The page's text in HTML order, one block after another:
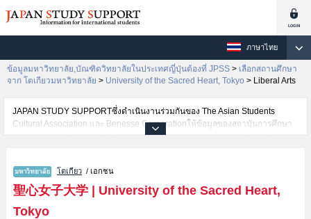
ภาษาไทย
ข้อมูลมหาวิทยาลัย,บัณฑิตวิทยาลัยในประเทศญี่ปุ่นต้องที่ JPSS > เลือกสถานศึกษา
จาก โตเกียวมหาวิทยาลัย > University of the Sacred Heart, Tokyo > Liberal Arts
JAPAN STUDY SUPPORTซึ่งดำเนินงานร่วมกันของ The Asian Students
Cultural Association และ Benesse Corporationให้ข้อมูลของสถาบันการศึกษา
ระดับมหาวิทยาลัย・บัณฑิตวิทยาลัย・วิทยาลัยระดับอนุปริญญา・วิทยาลัย
สำหรับนักศึกษาต่างชาติเช่นข้อมูลของแต่ละคณะ,ข้อมูลการสอบคัดเลือกเข้า
ศึกษาเช่นจำนวนคนที่รับสมัครหรือจำนวนคนที่ผ่านการสอบคัดเลือก
เป็นต้น,แนะนำสถานที่,การเดินทางเป็นต้นไว้ด้วยดังนั้นขอเชิญใช้บริการค้นหา
ข้อมูลตามอัธยาศัย
โตเกียว / เอกชน
聖心女子大学| University of the Sacred Heart,
Tokyo